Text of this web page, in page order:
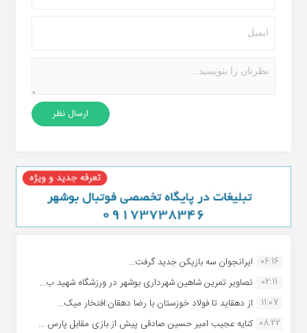
06:16 ایرانجوان سه بازیکن جدید گرفت...
02:11
تصاویر تمرین شاهین شهردارى بوشهر در ورزشگاه شهید ب...
11:07
از دهقاید تا فولاد خوزستان با رضا دهقان:افتخار میک...
08:22 کنایه عجیب امیر حسین صادقی پیش از بازی مقابل پارس ...